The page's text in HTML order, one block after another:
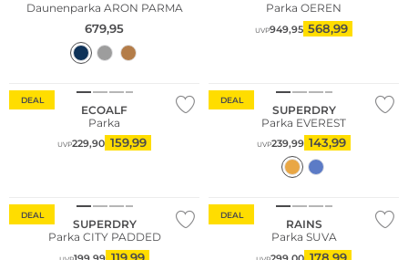
Daunenparka ARON PARMA
679,95
Parka OEREN
UVP949,95 568,99
DEAL
ECOALF
Parka
UVP229,90 159,99
DEAL
SUPERDRY
Parka EVEREST
UVP239,99 143,99
DEAL
SUPERDRY
Parka CITY PADDED
119,99
DEAL
RAINS
Parka SUVA
178,99